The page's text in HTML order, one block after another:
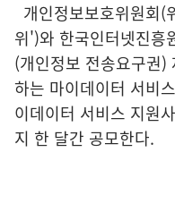
개인정보보호위원회(
위')와 한국인터넷진흥
(개인정보 전송요구권)
하는 마이데이터 서비
이데이터 서비스 지원
지 한 달간 공모한다.